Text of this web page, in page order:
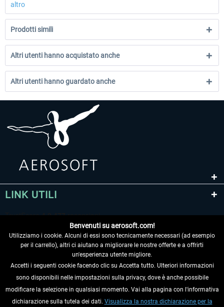
altro
Prodotti simili
Altri utenti hanno acquistato anche
Altri utenti hanno guardato anche
LINK UTILI
RECEDERE DAL CONTRATTO
Benvenuti su aerosoft.com!
Utilizziamo i cookie. Alcuni di essi sono tecnicamente necessari (ad esempio
per il carrello), altri ci aiutano a migliorare le nostre offerte e a offrirti
un'esperienza utente migliore.
Accetti i seguenti cookie facendo clic su Accetta tutto. Ulteriori informazioni
sono disponibili nelle impostazioni sulla privacy, dove è anche possibile
modificare la selezione in qualsiasi momento. Vai alla pagina con l'informativa
dichiarazione sulla tutela dei dati. Visualizza la nostra dichiarazione per la